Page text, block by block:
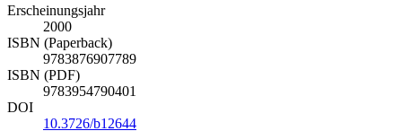
162
Erscheinungsjahr
2000
ISBN (Paperback)
9783876907789
ISBN (PDF)